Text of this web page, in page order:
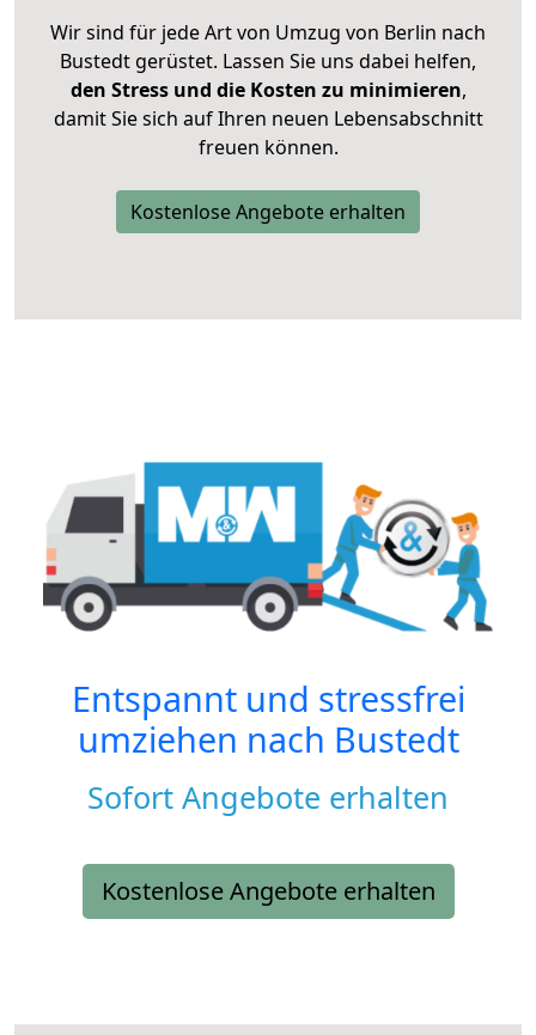
Wir sind für jede Art von Umzug von Berlin nach
Bustedt gerüstet. Lassen Sie uns dabei helfen,
den Stress und die Kosten zu minimieren,
damit Sie sich auf Ihren neuen Lebensabschnitt
freuen können.
Kostenlose Angebote erhalten
Entspannt und stressfrei
umziehen nach Bustedt
Sofort Angebote erhalten
Kostenlose Angebote erhalten